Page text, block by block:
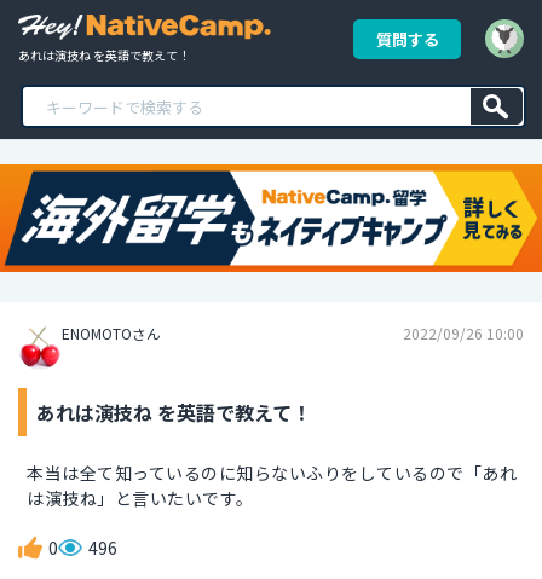
あれは演技ね を英語で教えて！
質問する
ENOMOTOさん 2022/09/26 10:00
あれは演技ね を英語で教えて！
本当は全て知っているのに知らないふりをしているので「あれ
は演技ね」と言いたいです。
0 496